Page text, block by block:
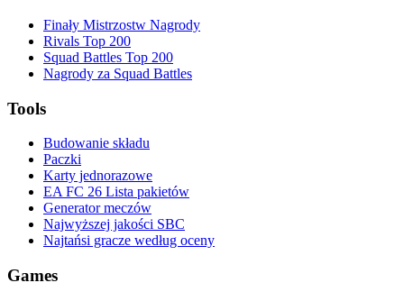
Finały Mistrzostw Nagrody
Rivals Top 200
Squad Battles Top 200
Nagrody za Squad Battles
Tools
Budowanie składu
Paczki
Karty jednorazowe
EA FC 26 Lista pakietów
Generator meczów
Najwyższej jakości SBC
Najtańsi gracze według oceny
Games